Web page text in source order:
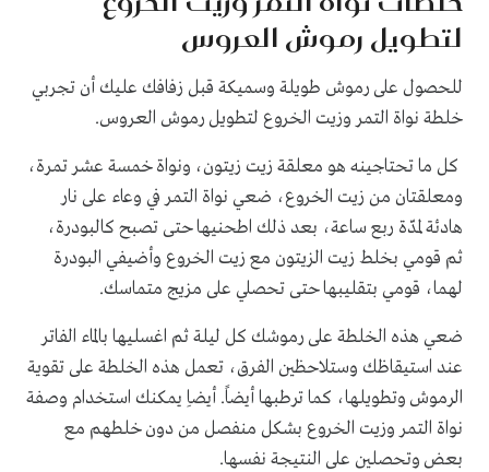
لتطويل رموش العروس
للحصول على رموش طويلة وسميكة قبل زفافك عليك أن تجربي
خلطة نواة التمر وزيت الخروع لتطويل رموش العروس.
كل ما تحتاجينه هو معلقة زيت زيتون، ونواة خمسة عشر تمرة،
ومعلقتان من زيت الخروع، ضعي نواة التمر في وعاء على نار
هادئة لمدّة ربع ساعة، بعد ذلك اطحنيها حتى تصبح كالبودرة،
ثم قومي بخلط زيت الزيتون مع زيت الخروع وأضيفي البودرة
لهما، قومي بتقليبها حتى تحصلي على مزيج متماسك.
ضعي هذه الخلطة على رموشك كل ليلة ثم اغسليها بالماء الفاتر
عند استيقاظك وستلاحظين الفرق، تعمل هذه الخلطة على تقوية
الرموش وتطويلها، كما ترطبها أيضاً. أيضاِ يمكنك استخدام وصفة
نواة التمر وزيت الخروع بشكل منفصل من دون خلطهم مع
بعض وتحصلين على النتيجة نفسها.